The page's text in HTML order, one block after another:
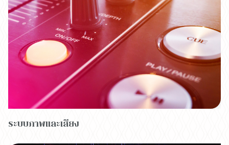
ระบบภาพและเสียง